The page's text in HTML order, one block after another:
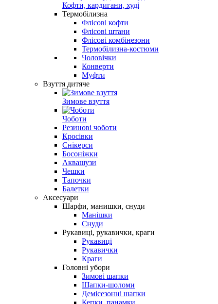
Кофти, кардигани, худі
Термобілизна
Флісові кофти
Флісові штани
Флісові комбінезони
Термобілизна-костюми
Чоловічки
Конверти
Муфти
Взуття дитяче
Зимове взуття
Чоботи
Резинові чоботи
Кросівки
Снікерси
Босоніжки
Аквашузи
Чешки
Тапочки
Балетки
Аксесуари
Шарфи, манишки, снуди
Манішки
Снуди
Рукавиці, рукавички, краги
Рукавиці
Рукавички
Краги
Головні убори
Зимові шапки
Шапки-шоломи
Демісезонні шапки
Кепки, панамки